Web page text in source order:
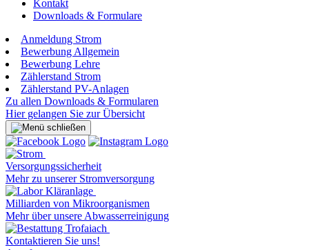
Kontakt
Downloads & Formulare
Anmeldung Strom
Bewerbung Allgemein
Bewerbung Lehre
Zählerstand Strom
Zählerstand PV-Anlagen
Zu allen Downloads & Formularen
Hier gelangen Sie zur Übersicht
Versorgungssicherheit
Mehr zu unserer Stromversorgung
Milliarden von Mikroorganismen
Mehr über unsere Abwasserreinigung
Kontaktieren Sie uns!